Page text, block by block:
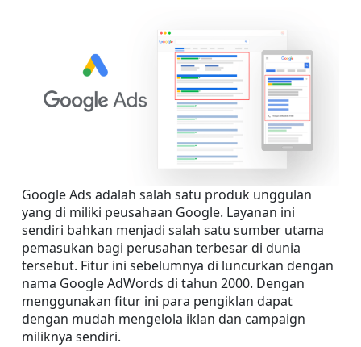
Google Ads adalah salah satu produk unggulan
yang di miliki peusahaan Google. Layanan ini
sendiri bahkan menjadi salah satu sumber utama
pemasukan bagi perusahan terbesar di dunia
tersebut. Fitur ini sebelumnya di luncurkan dengan
nama Google AdWords di tahun 2000. Dengan
menggunakan fitur ini para pengiklan dapat
dengan mudah mengelola iklan dan campaign
miliknya sendiri.